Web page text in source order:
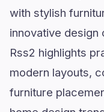
with stylish
innovative
Rss2 highlights
modern layouts,
furniture